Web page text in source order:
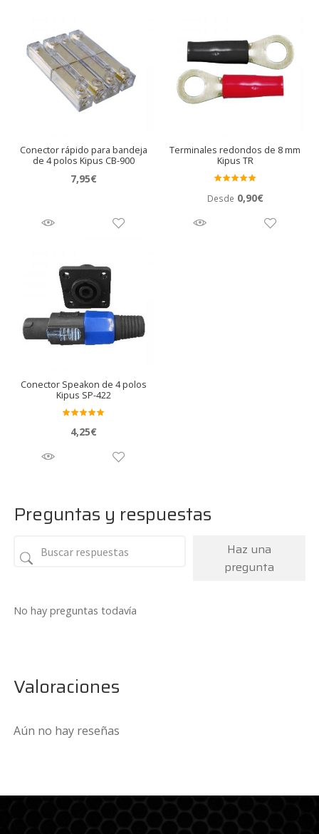
Conector rápido para bandeja
de 4 polos Kipus CB-900
7,95€
Terminales redondos de 8 mm
Kipus TR
do en
Desde 0,90€
Conector Speakon de 4 polos
Kipus SP-422
do en
4,25€
Preguntas y respuestas
Haz una
pregunta
No hay preguntas todavía
Valoraciones
Aún no hay reseñas